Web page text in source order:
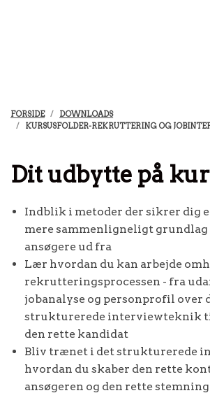
FORSIDE
DOWNLOADS
KURSUSFOLDER-REKRUTTERING OG
Dit udbytte på
Indblik i metoder der sikrer dig
mere sammenligneligt grundlag
ansøgere ud fra
Lær hvordan du kan arbejde
rekrutteringsprocessen - fra
jobanalyse og personprofil over
strukturerede interviewteknik
den rette kandidat
Bliv trænet i det strukturerede
hvordan du skaber den rette
ansøgeren og den rette